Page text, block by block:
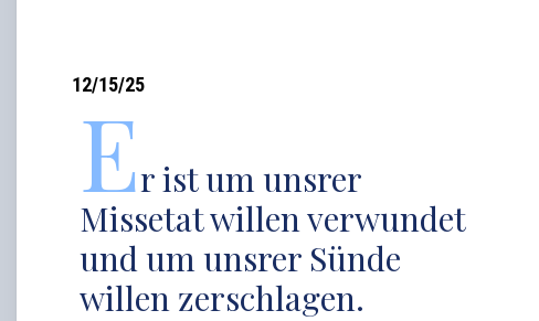
12/15/25
Er ist um unsrer
Missetat willen verwundet
und um unsrer Sünde
willen zerschlagen.